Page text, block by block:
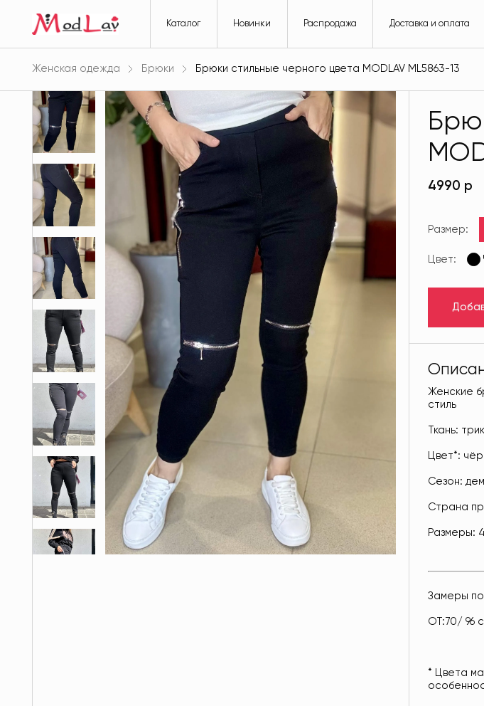
Каталог Новинки Распродажа Доставка и оплата
Женская одежда Брюки Брюки стильные черного цвета MODLAV ML5863-13
4990 р
Размер:
Цвет:
Женские
стиль
Ткань:
Цвет*:
Сезон:
Страна
Размеры:
Замеры
ОТ:70/ 96
* Цвета